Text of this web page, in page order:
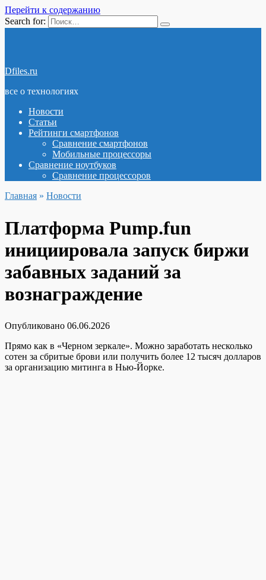
Перейти к содержанию
Search for:
Dfiles.ru
все о технологиях
Новости
Статьи
Рейтинги смартфонов
Сравнение смартфонов
Мобильные процессоры
Сравнение ноутбуков
Сравнение процессоров
Главная » Новости
Платформа Pump.fun
инициировала запуск биржи
забавных заданий за
вознаграждение
Опубликовано 06.06.2026
Прямо как в «Черном зеркале». Можно заработать несколько
сотен за сбритые брови или получить более 12 тысяч долларов
за организацию митинга в Нью-Йорке.